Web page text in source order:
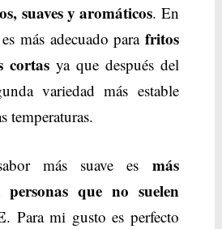
suaves y aromáticos. En
más adecuado para fritos
cortas ya que después del
variedad más estable
temperaturas.
más suave es más
personas que no suelen
. Para mi gusto es perfecto